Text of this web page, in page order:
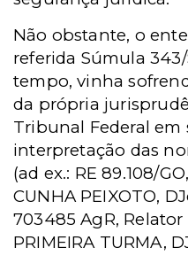
Não obstante, o
referida Súmula
tempo, vinha
da própria
Tribunal Federal em
interpretação das
(ad ex.: RE 89.108/
CUNHA PEIXOTO,
703485 AgR, Relator
PRIMEIRA TURMA,